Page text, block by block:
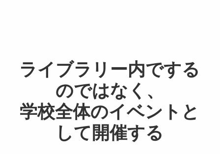
ライブラリー内でする
のではなく、
学校全体のイベントと
して開催する